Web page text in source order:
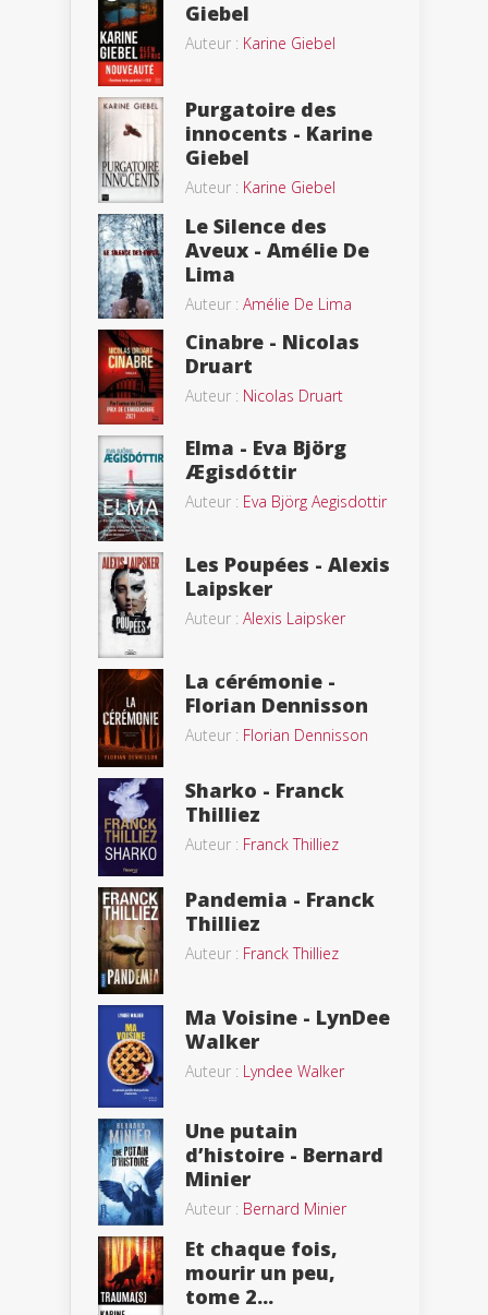
Giebel
Auteur : Karine Giebel
Purgatoire des
innocents - Karine
Giebel
Auteur : Karine Giebel
Le Silence des
Aveux - Amélie De
Lima
Auteur : Amélie De Lima
Cinabre - Nicolas
Druart
Auteur : Nicolas Druart
Elma - Eva Björg
Ægisdóttir
Auteur : Eva Björg Aegisdottir
Les Poupées - Alexis
Laipsker
Auteur : Alexis Laipsker
La cérémonie -
Florian Dennisson
Auteur : Florian Dennisson
Sharko - Franck
Thilliez
Auteur : Franck Thilliez
Pandemia - Franck
Thilliez
Auteur : Franck Thilliez
Ma Voisine - LynDee
Walker
Auteur : Lyndee Walker
Une putain
d’histoire - Bernard
Minier
Auteur : Bernard Minier
Et chaque fois,
mourir un peu,
tome 2...